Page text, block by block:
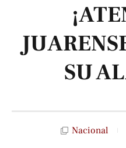
SU
Nacional